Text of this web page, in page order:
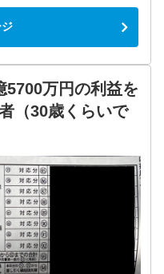
5700万円の利益を
（30歳くらいで